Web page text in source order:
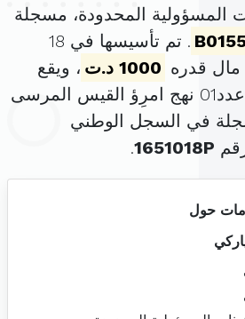
المحدودة، مسجلة
. تم تأسيسها في 18
1000 د.ت
، ويقع
مقرها الرئيسي في عدد01 نهج امرِؤ القيس المرسى
في السجل الوطني
1651018P
.
حول